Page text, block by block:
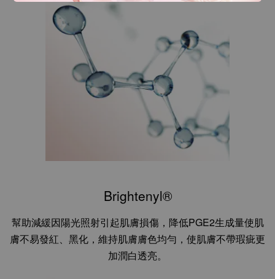
Brightenyl®
幫助減緩因陽光照射引起肌膚損傷，降低PGE2生成量使肌
膚不易發紅、黑化，維持肌膚膚色均勻，使肌膚不帶瑕疵更
加潤白透亮。